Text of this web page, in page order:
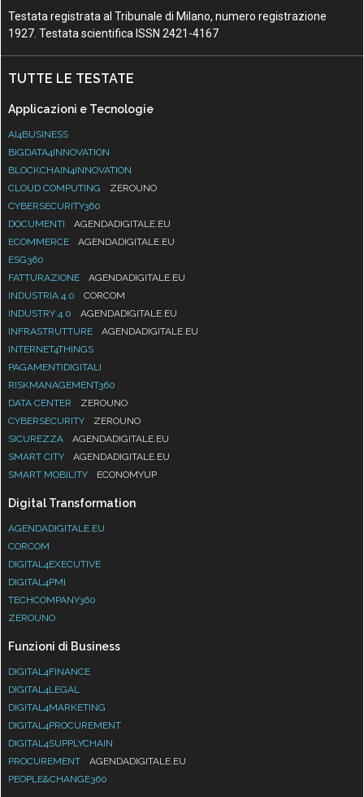
Testata registrata al Tribunale di Milano, numero registrazione
1927. Testata scientifica ISSN 2421-4167
TUTTE LE TESTATE
Applicazioni e Tecnologie
AI4BUSINESS
BIGDATA4INNOVATION
BLOCKCHAIN4INNOVATION
CLOUD COMPUTING
ZEROUNO
CYBERSECURITY360
DOCUMENTI
AGENDADIGITALE.EU
ECOMMERCE
AGENDADIGITALE.EU
ESG360
FATTURAZIONE
AGENDADIGITALE.EU
INDUSTRIA 4.0
CORCOM
INDUSTRY 4.0
AGENDADIGITALE.EU
INFRASTRUTTURE
AGENDADIGITALE.EU
INTERNET4THINGS
PAGAMENTIDIGITALI
RISKMANAGEMENT360
DATA CENTER
ZEROUNO
CYBERSECURITY
ZEROUNO
SICUREZZA
AGENDADIGITALE.EU
SMART CITY
AGENDADIGITALE.EU
SMART MOBILITY
ECONOMYUP
Digital Transformation
AGENDADIGITALE.EU
CORCOM
DIGITAL4EXECUTIVE
DIGITAL4PMI
TECHCOMPANY360
ZEROUNO
Funzioni di Business
DIGITAL4FINANCE
DIGITAL4LEGAL
DIGITAL4MARKETING
DIGITAL4PROCUREMENT
DIGITAL4SUPPLYCHAIN
PROCUREMENT
AGENDADIGITALE.EU
PEOPLE&CHANGE360